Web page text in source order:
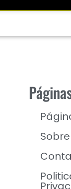
Sobre